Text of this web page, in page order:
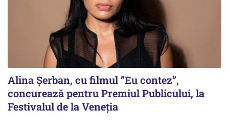
Alina Șerban, cu filmul ”Eu contez”,
concurează pentru Premiul Publicului, la
Festivalul de la Veneția